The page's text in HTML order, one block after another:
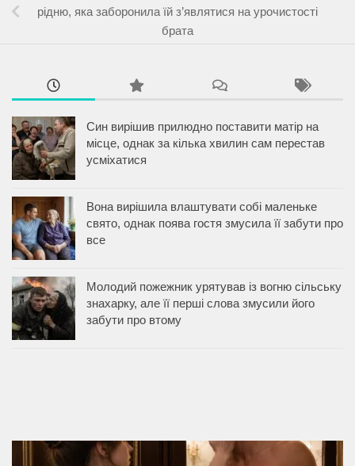
рідню, яка заборонила їй з’являтися на урочистості
брата
Син вирішив прилюдно поставити матір на
місце, однак за кілька хвилин сам перестав
усміхатися
Вона вирішила влаштувати собі маленьке
свято, однак поява гостя змусила її забути про
все
Молодий пожежник урятував із вогню сільську
знахарку, але її перші слова змусили його
забути про втому